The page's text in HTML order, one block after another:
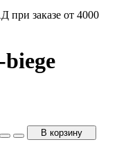
при заказе от 4000
В корзину